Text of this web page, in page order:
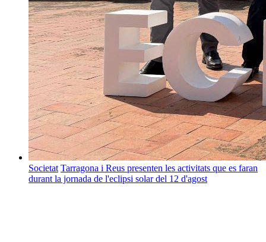
Societat Tarragona i Reus presenten les activitats que es faran
durant la jornada de l'eclipsi solar del 12 d'agost